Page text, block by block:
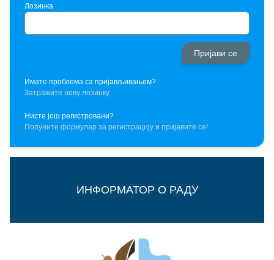
Лозинка
Имате проблема са пријављивањем?
Затражите нову лозинку.
Нисте још регистровани?
Попуните формулар за регистрацију и пријавите се!
ИНФОРМАТОР О РАДУ